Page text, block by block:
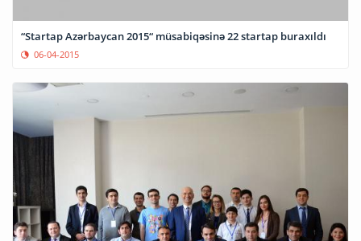
“Startap Azərbaycan 2015“ müsabiqəsinə 22 startap buraxıldı
06-04-2015